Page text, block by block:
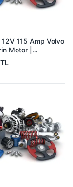
115 Amp Volvo
Motor |
A3TR0091 |
3587216